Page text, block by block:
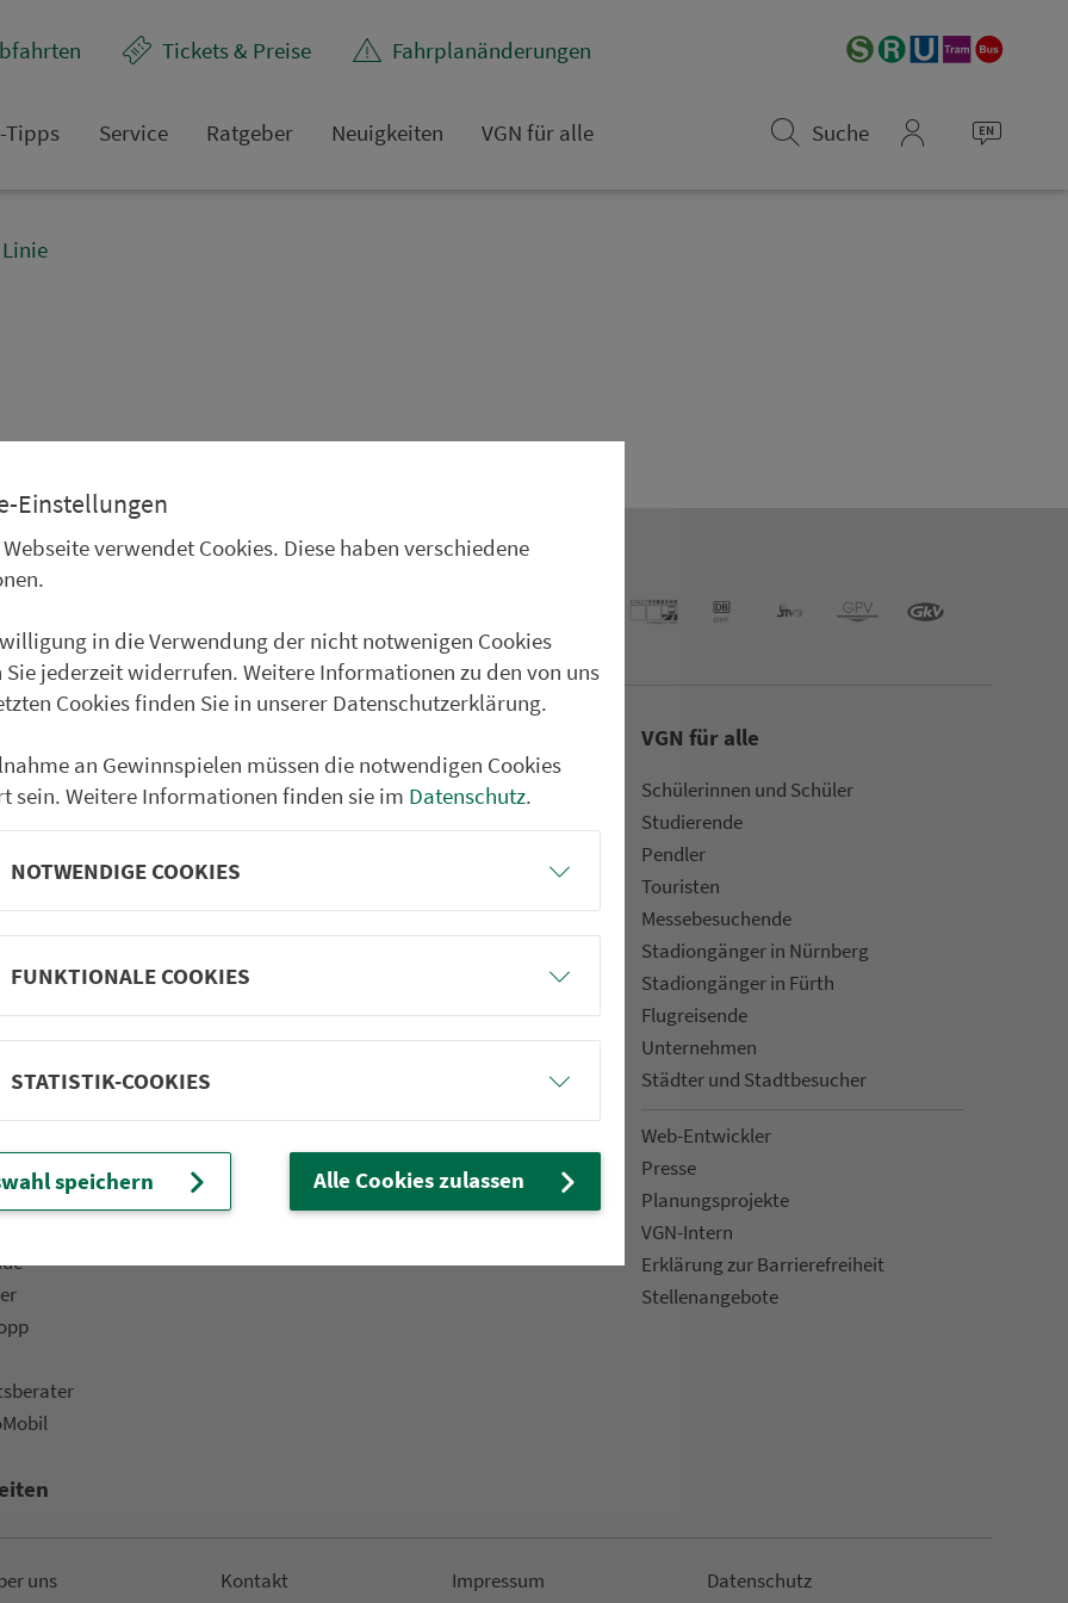
Tickets & Preise Fahr­plan­ände­rungen
Tipps Service Rat­ge­ber Neuigkeiten VGN für alle
Suche
Linie
1.100 Linien.
Partner im VGN
Städtetouren
Genusstouren
Fahrplan & Tickets«
Versand
Rat­ge­ber
Fahr­rad­mit­nah­me
VGN für alle
Schülerinnen und Schüler
Stu­die­rende
Pendler
Touristen
Mes­se­be­suchende
Sta­di­on­gän­ger in Nürn­berg
Sta­di­on­gän­ger in Fürth
Flug­rei­sen­de
Un­ter­neh­men
Städter und Stadt­be­su­cher
Web-Entwickler
Presse
Pla­nungs­pro­jekte
VGN-Intern
Erklärung zur Bar­ri­e­re­frei­heit
Stellenan­ge­bote
uns Kon­takt Impressum Da­ten­schutz
Einstellungen
Webseite verwendet Cookies. Diese haben verschiedene
in die Verwendung der nicht notwenigen Cookies
Sie jederzeit widerrufen. Weitere Informationen zu den von uns
Cookies finden Sie in unserer Datenschutzerklärung.
an Gewinnspielen müssen die notwendigen Cookies
sein. Weitere Informationen finden sie im Datenschutz.
NOTWENDIGE COOKIES
FUNKTIONALE COOKIES
STATISTIK-COOKIES
speichern Alle Cookies zulassen